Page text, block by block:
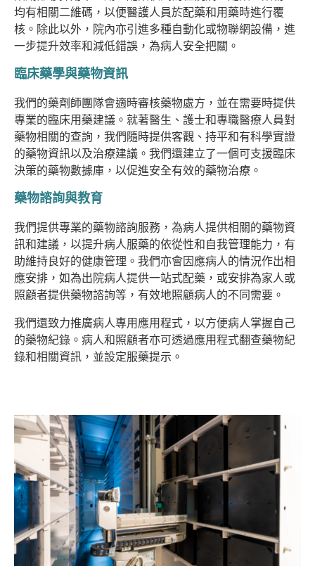
均有相關二維碼，以便醫護人員於配藥和用藥時進行覆
核。除此以外，院內亦引進多種自動化或物聯網設備，進
一步提升效率和減低錯誤，為病人安全把關。
臨床藥學與藥物資訊
我們的藥劑師團隊會適時審核藥物處方，並在需要時提供
專業的臨床用藥建議。就著醫生、護士和專職醫療人員對
藥物相關的查詢，我們隨時提供客觀、持平和有科學實證
的藥物資訊以及治療建議。我們還建立了一個可支援臨床
決策的藥物數據庫，以促進安全有效的藥物治療。
藥物諮詢與教育
我們提供專業的藥物諮詢服務，為病人提供相關的藥物資
訊和建議，以提升病人服藥的依從性和自我管理能力，有
助維持良好的健康管理。我們亦會因應病人的情況作出相
應安排，如為出院病人提供一站式配藥，或安排為家人或
照顧者提供藥物諮詢等，有效地照顧病人的不同需要。
我們還致力推廣病人專用應用程式，以方便病人掌握自己
的藥物紀錄。病人和照顧者亦可透過應用程式翻查藥物紀
錄和相關資訊，並設定服藥提示。